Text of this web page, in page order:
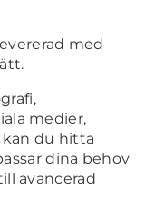
med
medier,
du hitta
dina behov
avancerad